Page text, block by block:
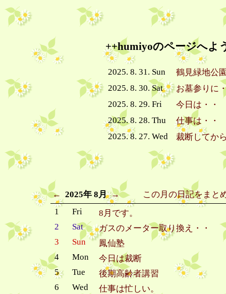
++humiyoのページへよ
2025. 8. 31. Sun
鶴見緑地公
2025. 8. 30. Sat
お墓参りに
2025. 8. 29. Fri
今日は・・
2025. 8. 28. Thu
仕事は・・
2025. 8. 27. Wed
裁断してか
← 2025年 8月 →
この月の日記をまと
1
Fri
8月です。
2
Sat
ガスのメーター取り換え・・
3
Sun
鳳仙塾
4
Mon
今日は裁断
5
Tue
後期高齢者講習
6
Wed
仕事は忙しい。